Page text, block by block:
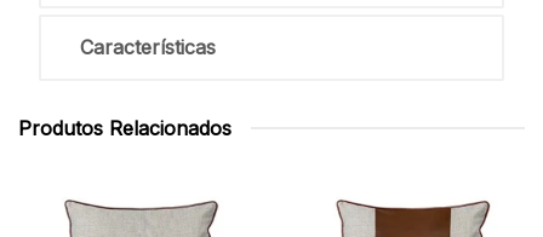
Características
Produtos Relacionados